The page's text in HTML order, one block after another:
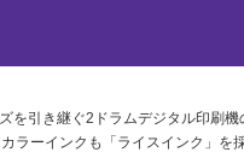
を引き継ぐ2ドラムデジタル印刷
ラーインクも「ライスインク」を